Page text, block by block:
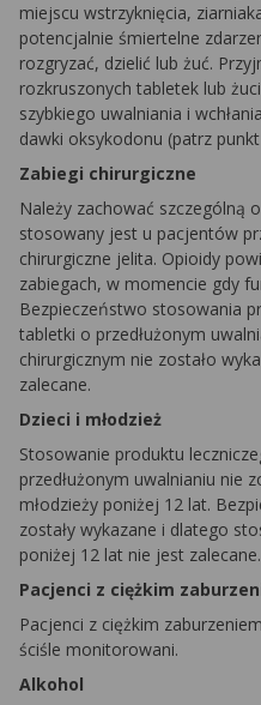
miejscu wstrzyknięcia,
potencjalnie śmiertelne
rozgryzać, dzielić lub żuć.
rozkruszonych tabletek lub
szybkiego uwalniania i
dawki oksykodonu (patrz punkt
Zabiegi chirurgiczne
Należy zachować szczególną
stosowany jest u pacjentów
chirurgiczne jelita. Opioidy
zabiegach, w momencie gdy
Bezpieczeństwo stosowania
tabletki o przedłużonym
chirurgicznym nie zostało
zalecane.
Dzieci i młodzież
Stosowanie produktu
przedłużonym uwalnianiu nie
młodzieży poniżej 12 lat.
zostały wykazane i dlatego
poniżej 12 lat nie jest zalecane.
Pacjenci z ciężkim
Pacjenci z ciężkim
ściśle monitorowani.
Alkohol